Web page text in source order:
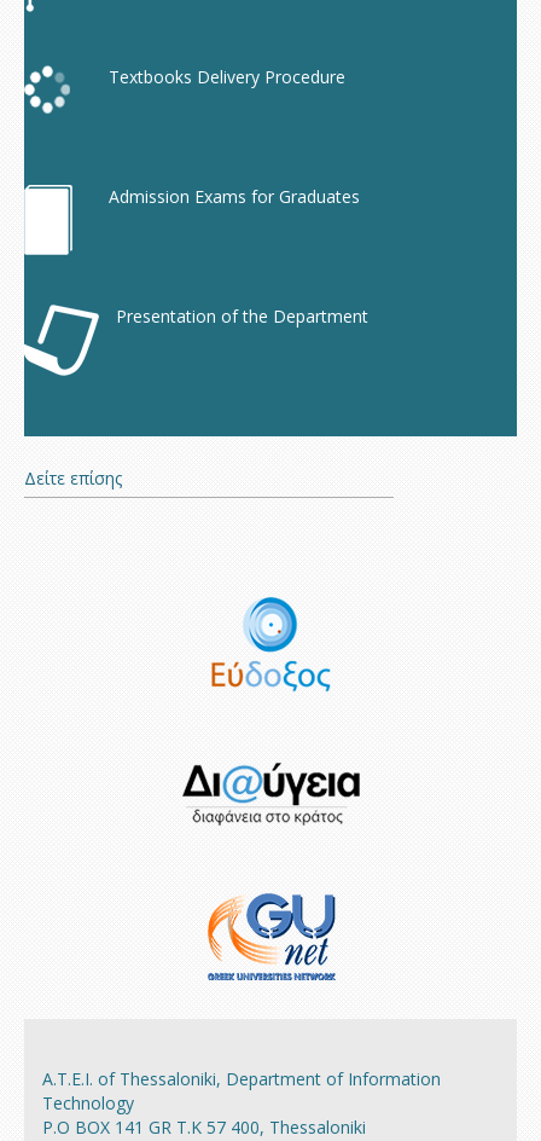
Textbooks Delivery Procedure
Admission Exams for Graduates
Presentation of the Department
Δείτε επίσης
A.Τ.Ε.Ι. of Thessaloniki, Department of Information
Technology
P.O BOX 141 GR T.K 57 400, Thessaloniki